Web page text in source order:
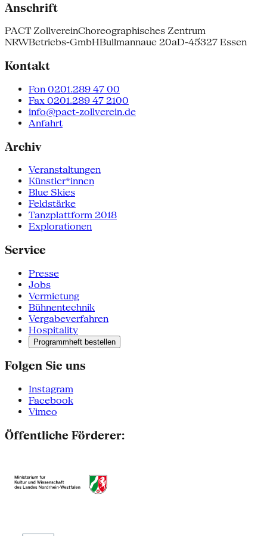
Anschrift
PACT ZollvereinChoreographisches Zentrum
NRWBetriebs-GmbHBullmannaue 20aD-45327 Essen
Kontakt
Fon 0201.289 47 00
Fax 0201.289 47 2100
info@pact-zollverein.de
Anfahrt
Archiv
Veranstaltungen
Künstler*innen
Blue Skies
Feldstärke
Tanzplattform 2018
Explorationen
Service
Presse
Jobs
Vermietung
Bühnentechnik
Vergabeverfahren
Hospitality
Programmheft bestellen
Folgen Sie uns
Instagram
Facebook
Vimeo
Öffentliche Förderer: